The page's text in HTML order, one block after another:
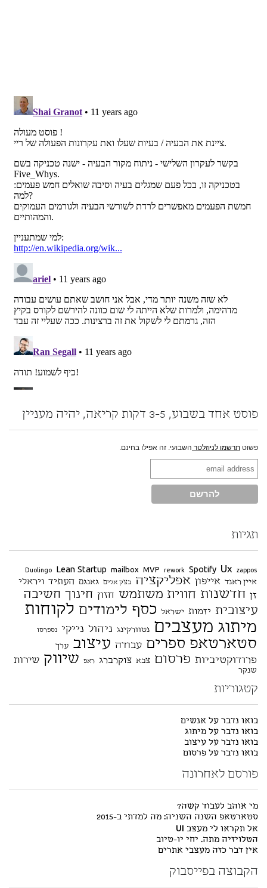
פוסט אחד בשבוע, 3-5 דקות קריאה, יהיה מעניין
פשוט תרשמו לניוזלטר השבועי. זה אפילו בחינם.
תגיות
Duolingo Lean Startup mailbox MVP rework Spotify Ux zappos
איין ראנד אייפון אפליקציה בצק אלים גאנגם העתיד ויראלי
זן חדשנות חווית משתמש חזון חינוך חשיבה
עיצובית יזמות ישראל כסף לימודים לקוחות
מיתוג מעצבים נטוורקינג ניהול נייקי נספרסו
סטארטאפ ספרים עבודה עיצוב ערך
פרודוקטיביות פרסום צבא צוקרברג ראפ שיווק שירות
שנקר
קטגוריות
בואו נדבר על אנשים
בואו נדבר על מיתוג
בואו נדבר על עיצוב
בואו נדבר על פרסום
פורסם לאחרונה
מי אוהב לעבוד קשה?
סטארטאפ השנה השניה: מה למדתי ב-2015
אל תקראו לי מעצב UI
הטלויזיה מתה. יחי יו-טיוב
אין דבר כזה מעצבי אתרים
הקבוצה בפייסבוק